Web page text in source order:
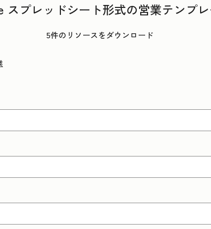
スプレッドシート形式の営業テンプ
5件のリソースをダウンロード